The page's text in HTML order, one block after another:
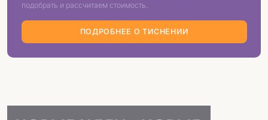
подобрать и рассчитаем стоимость.
ПОДРОБНЕЕ О ТИСНЕНИИ